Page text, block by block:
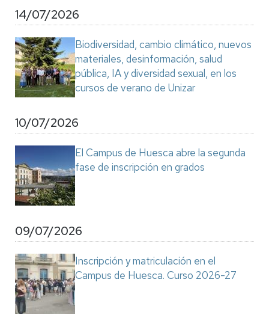
14/07/2026
Biodiversidad, cambio climático, nuevos
materiales, desinformación, salud
pública, IA y diversidad sexual, en los
cursos de verano de Unizar
10/07/2026
El Campus de Huesca abre la segunda
fase de inscripción en grados
09/07/2026
Inscripción y matriculación en el
Campus de Huesca. Curso 2026-27